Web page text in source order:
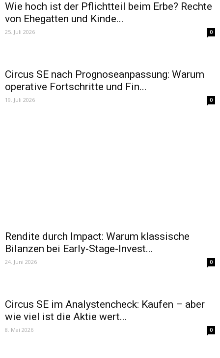
Wie hoch ist der Pflichtteil beim Erbe? Rechte
von Ehegatten und Kinde...
25. Juli 2026 0
Circus SE nach Prognoseanpassung: Warum
operative Fortschritte und Fin...
19. Juli 2026 0
Rendite durch Impact: Warum klassische
Bilanzen bei Early-Stage-Invest...
24. Juni 2026 0
Circus SE im Analystencheck: Kaufen – aber
wie viel ist die Aktie wert...
8. Mai 2026 0